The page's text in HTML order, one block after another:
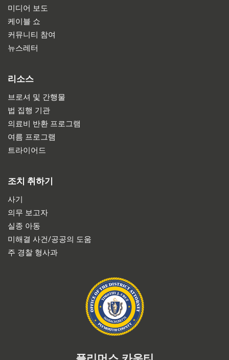
미디어 보도
케이블 쇼
커뮤니티 참여
뉴스레터
리소스
브로셔 및 간행물
법 집행 기관
의료비 반환 프로그램
여름 프로그램
트라이어드
조치 취하기
사기
의무 보고자
실종 아동
미해결 사건/공공의 도움
주 경찰 형사과